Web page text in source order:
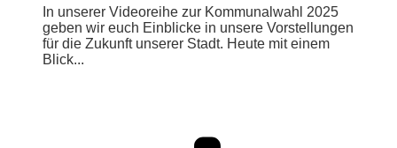
In unserer Videoreihe zur Kommunalwahl 2025
geben wir euch Einblicke in unsere Vorstellungen
für die Zukunft unserer Stadt. Heute mit einem
Blick...